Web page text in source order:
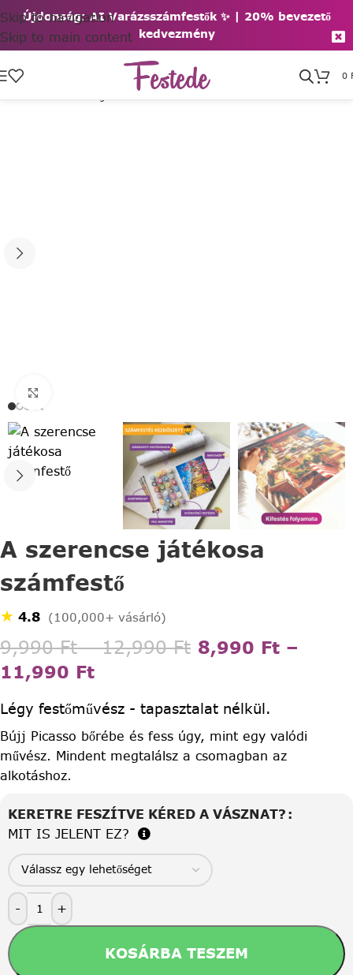
Újdonság: AI Varázsszámfestők ✨ | 20% bevezető
kedvezmény
Skip to navigation
Skip to main content
0
A szerencse játékosa
számfestő
★ 4.8 (100,000+ vásárló)
9,990Ft – 12,990Ft 8,990 Ft –
11,990 Ft
Légy festőművész - tapasztalat nélkül.
Bújj Picasso bőrébe és fess úgy, mint egy valódi
művész. Mindent megtalálsz a csomagban az
alkotáshoz.
KERETRE FESZÍTVE KÉRED A VÁSZNAT?
MIT IS JELENT EZ?
- +
KOSÁRBA TESZEM